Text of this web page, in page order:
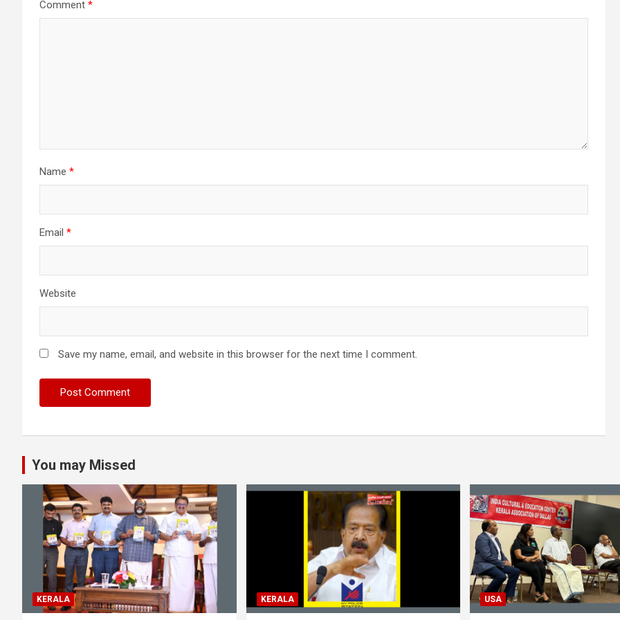
Comment *
Name *
Email *
Website
Save my name, email, and website in this browser for the next time I comment.
You may Missed
KERALA KERALA USA